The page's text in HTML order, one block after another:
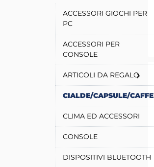
ACCESSORI GIOCHI PER
PC
ACCESSORI PER
CONSOLE
ARTICOLI DA REGALO
CIALDE/CAPSULE/CAFFE
CLIMA ED ACCESSORI
CONSOLE
DISPOSITIVI BLUETOOTH